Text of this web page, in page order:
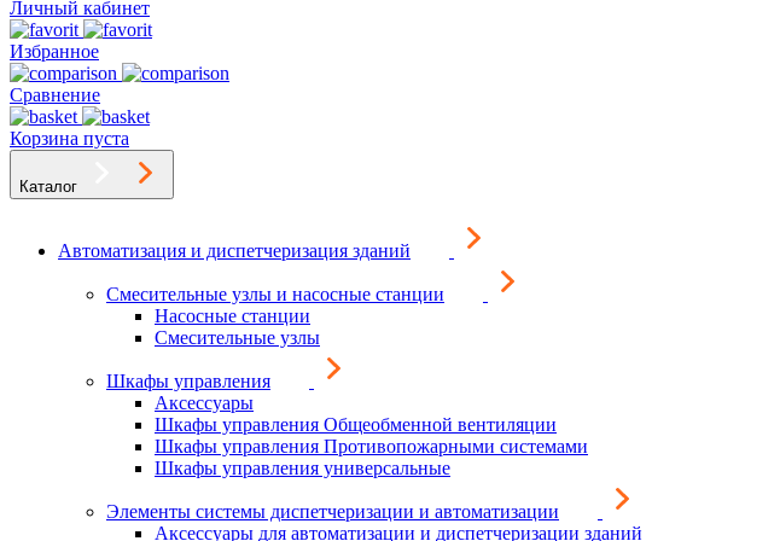
Личный кабинет
Избранное
Сравнение
Корзина пуста
Каталог
Автоматизация и диспетчеризация зданий
Смесительные узлы и насосные станции
Насосные станции
Смесительные узлы
Шкафы управления
Аксессуары
Шкафы управления Общеобменной вентиляции
Шкафы управления Противопожарными системами
Шкафы управления универсальные
Элементы системы диспетчеризации и автоматизации
Аксессуары для автоматизации и диспетчеризации зданий